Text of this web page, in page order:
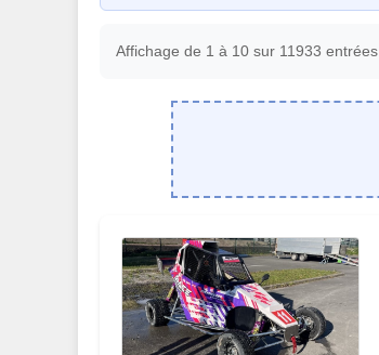
Affichage de 1 à 10 sur 11933 entrées